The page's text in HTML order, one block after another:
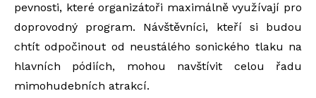
pevnosti, které organizátoři maximálně využívají pro
doprovodný program. Návštěvníci, kteří si budou
chtít odpočinout od neustálého sonického tlaku na
hlavních pódiích, mohou navštívit celou řadu
mimohudebních atrakcí.